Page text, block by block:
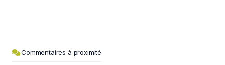
Commentaires à proximité